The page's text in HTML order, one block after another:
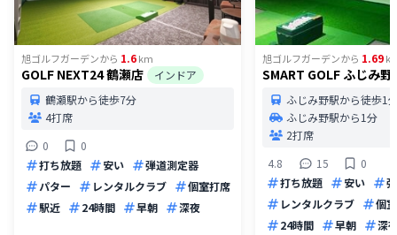
旭ゴルフガーデンから 1.6km
GOLF NEXT24 鶴瀬店
インドア
鶴瀬駅から徒歩7分
4打席
0
0
打ち放題
安い
弾道測定器
パター
レンタルクラブ
個室打席
駅近
24時間 早朝 深夜
旭ゴルフガーデンから 1.69
SMART GOLF ふじみ野
ふじみ野駅から徒歩1
ふじみ野駅から1分
2打席
4.8
15
0
打ち放題
安い
レンタルクラブ
個
24時間
早朝
深